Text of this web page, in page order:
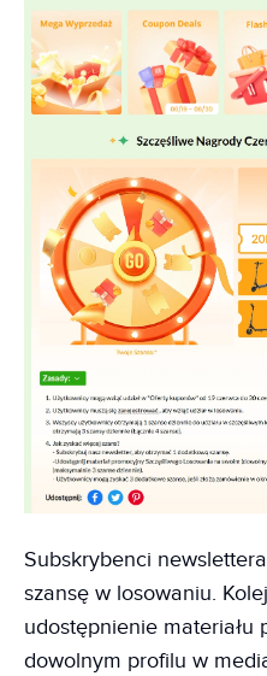
Subskrybenci
szansę w losowaniu.
udostępnienie materiału
dowolnym profilu w